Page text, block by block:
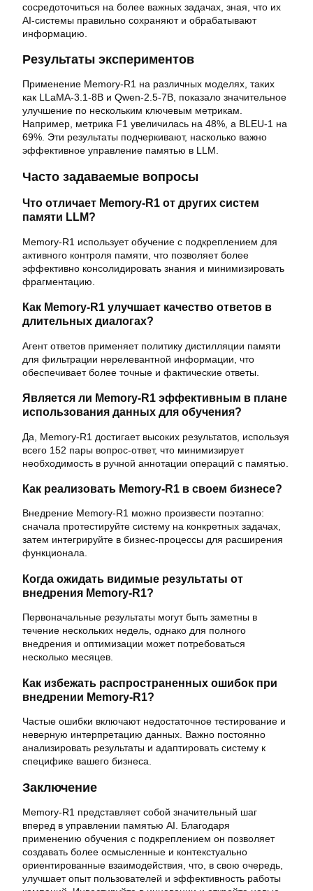
сосредоточиться на более важных задачах, зная, что их
AI-системы правильно сохраняют и обрабатывают
информацию.
Результаты экспериментов
Применение Memory-R1 на различных моделях, таких
как LLaMA-3.1-8B и Qwen-2.5-7B, показало значительное
улучшение по нескольким ключевым метрикам.
Например, метрика F1 увеличилась на 48%, а BLEU-1 на
69%. Эти результаты подчеркивают, насколько важно
эффективное управление памятью в LLM.
Часто задаваемые вопросы
Что отличает Memory-R1 от других систем
памяти LLM?
Memory-R1 использует обучение с подкреплением для
активного контроля памяти, что позволяет более
эффективно консолидировать знания и минимизировать
фрагментацию.
Как Memory-R1 улучшает качество ответов в
длительных диалогах?
Агент ответов применяет политику дистилляции памяти
для фильтрации нерелевантной информации, что
обеспечивает более точные и фактические ответы.
Является ли Memory-R1 эффективным в плане
использования данных для обучения?
Да, Memory-R1 достигает высоких результатов, используя
всего 152 пары вопрос-ответ, что минимизирует
необходимость в ручной аннотации операций с памятью.
Как реализовать Memory-R1 в своем бизнесе?
Внедрение Memory-R1 можно произвести поэтапно:
сначала протестируйте систему на конкретных задачах,
затем интегрируйте в бизнес-процессы для расширения
функционала.
Когда ожидать видимые результаты от
внедрения Memory-R1?
Первоначальные результаты могут быть заметны в
течение нескольких недель, однако для полного
внедрения и оптимизации может потребоваться
несколько месяцев.
Как избежать распространенных ошибок при
внедрении Memory-R1?
Частые ошибки включают недостаточное тестирование и
неверную интерпретацию данных. Важно постоянно
анализировать результаты и адаптировать систему к
специфике вашего бизнеса.
Заключение
Memory-R1 представляет собой значительный шаг
вперед в управлении памятью AI. Благодаря
применению обучения с подкреплением он позволяет
создавать более осмысленные и контекстуально
ориентированные взаимодействия, что, в свою очередь,
улучшает опыт пользователей и эффективность работы